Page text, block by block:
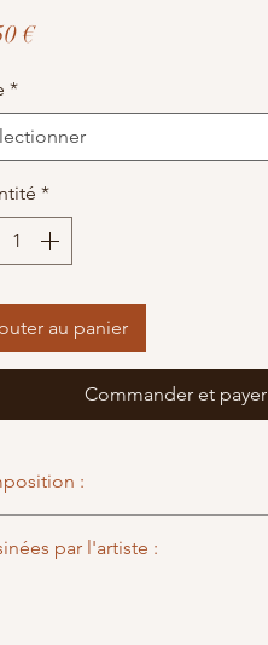
€Prix
*
*
au panier
Commander et payer
:
par l'artiste :